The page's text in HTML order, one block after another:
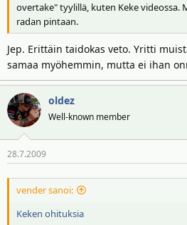
overtake" tyylillä, kuten Keke videossa.
radan pintaan.
Jep. Erittäin taidokas veto. Yritti
samaa myöhemmin, mutta ei ihan
oldez
Well-known member
28.7.2009
vender sanoi:
Keken ohituksia